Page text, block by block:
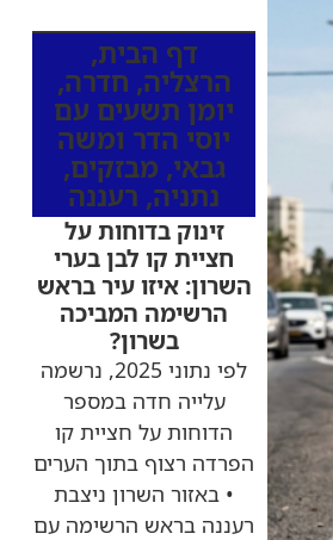
דף הבית,
הרצליה, חדרה,
יומן תשעים עם
יוסי הדר ומשה
גבאי, מבזקים,
נתניה, רעננה
זינוק בדוחות על
חציית קו לבן בערי
השרון: איזו עיר בראש
הרשימה המביכה
בשרון?
לפי נתוני 2025, נרשמה
עלייה חדה במספר
הדוחות על חציית קו
הפרדה רצוף בתוך הערים
• באזור השרון ניצבת
רעננה בראש הרשימה עם